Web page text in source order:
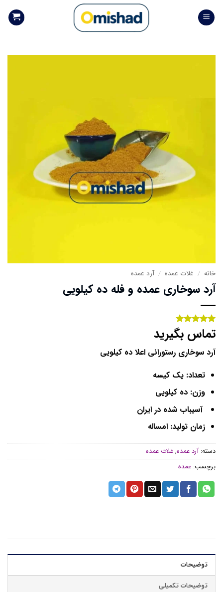
Skip
خانه / غلات عمده / آرد عمده
آرد سوخاری عمده و فله ده کیلویی
امتیاز
از
5 امتیاز
2
تماس بگیرید
آرد سوخاری رستورانی اعلا ده کیلویی
تعداد: یک کیسه
وزن: ده کیلویی
آسیباب شده در ایران
زمان تولید: امساله
دسته:آرد عمده, غلات عمده
برچسب: عمده
توضیحات
توضیحات تکمیلی